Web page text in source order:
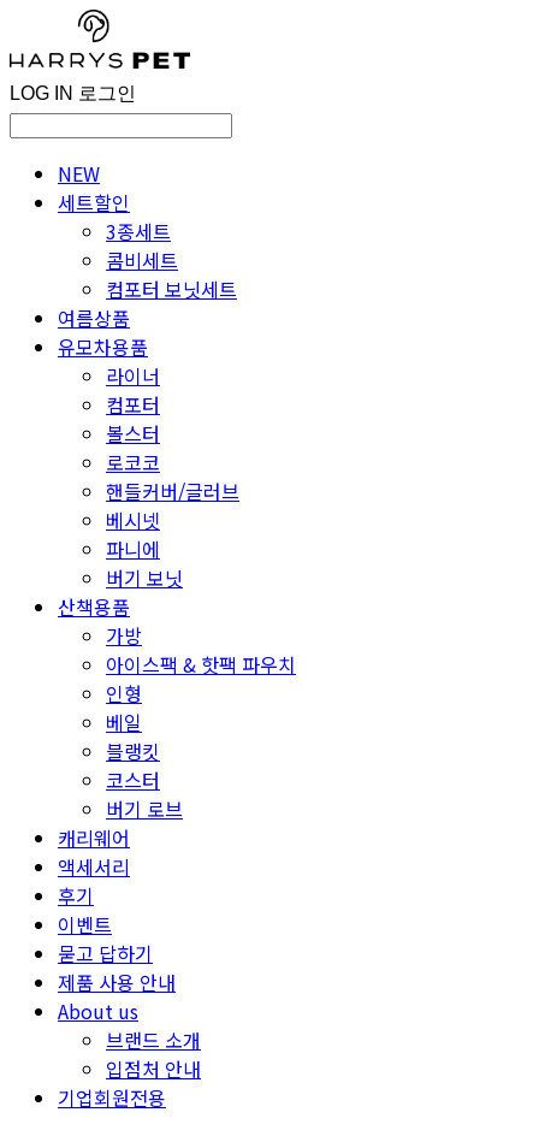
LOG IN 로그인
NEW
세트할인
3종세트
콤비세트
컴포터 보닛세트
여름상품
유모차용품
라이너
컴포터
볼스터
로코코
핸들커버/글러브
베시넷
파니에
버기 보닛
산책용품
가방
아이스팩 & 핫팩 파우치
인형
베일
블랭킷
코스터
버기 로브
캐리웨어
액세서리
후기
이벤트
묻고 답하기
제품 사용 안내
About us
브랜드 소개
입점처 안내
기업회원전용